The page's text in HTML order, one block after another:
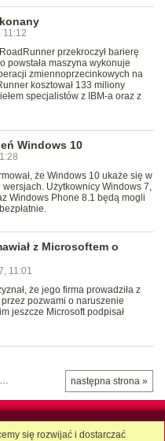
11:12
przekroczył barierę
powstała maszyna wykonuje
zmiennoprzecinkowych na
kosztował 133 miliony
specjalistów z IBM-a oraz z
Windows 10
że Windows 10 ukaże się w
Użytkownicy Windows 7,
Windows Phone 8.1 będą mogli
z Microsoftem o
11:01
że jego firma prowadziła z
pozwami o naruszenie
jeszcze Microsoft podpisał
następna strona »
się rozwijać i dostarczać